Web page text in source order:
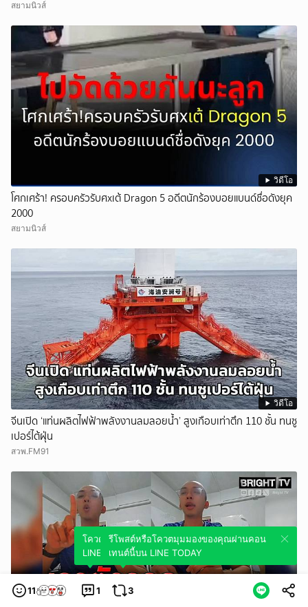
สยามนิวส์
วิดีโอ
โศกเศร้า! ครอบครัวรับศxเต้ Dragon 5 อดีตนักร้องบอยแบนด์ชื่อดังยุค
2000
สยามนิวส์
วิดีโอ
จีนเปิด ‘แท่นผลิตไฟฟ้าพลังงานลมลอยน้ำ’ สูงเกือบเท่าตึก 110 ชั้น ทนซู
เปอร์ไต้ฝุ่น
สวพ.FM91
11 1
โควตมุมมองของคุณผ่านคอนเทนต์นี้บน
LINE TODAY
3
รีโพสต์หรือโควตมุมมองของคุณผ่านคอน
เทนต์นี้บน LINE TODAY